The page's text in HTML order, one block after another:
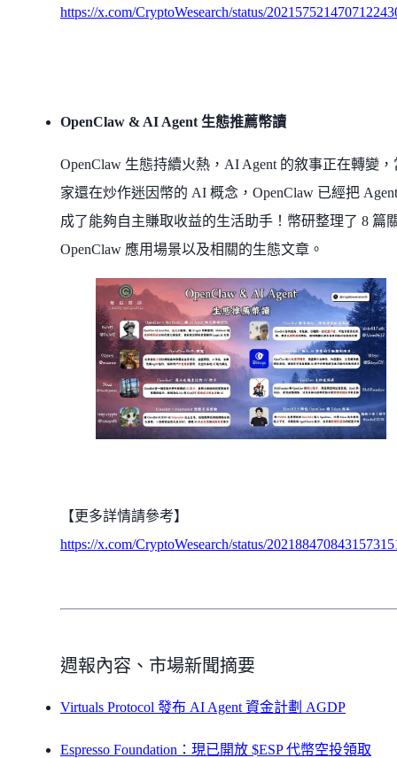
https://x.com/CryptoWesearch/status/
OpenClaw & AI Agent 生態推薦幣讀
OpenClaw 生態持續火熱，AI Agent 的敘事正在轉變，
家還在炒作迷因幣的 AI 概念，OpenClaw 已經把
成了能夠自主賺取收益的生活助手！幣研整理了 8 篇
OpenClaw 應用場景以及相關的生態文章。
【更多詳情請參考】
https://x.com/CryptoWesearch/status/
週報內容、市場新聞摘要
Virtuals Protocol 發布 AI Agent 資金計劃 AGDP
Espresso Foundation：現已開放 $ESP 代幣空投領取